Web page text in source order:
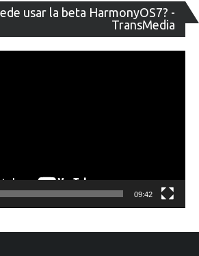
usar la beta HarmonyOS7? -
TransMedia
de
09:42